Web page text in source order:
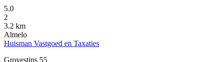
5.0
2
3.2 km
Almelo
Huisman Vastgoed en Taxaties
Grovestins 55